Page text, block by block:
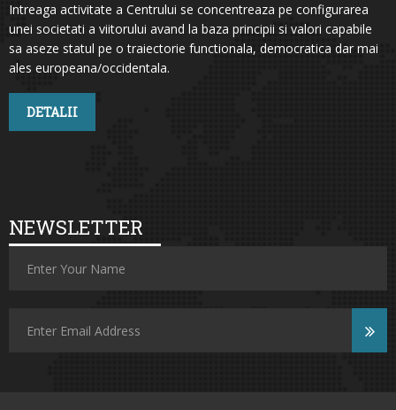
Intreaga activitate a Centrului se concentreaza pe configurarea
unei societati a viitorului avand la baza principii si valori capabile
sa aseze statul pe o traiectorie functionala, democratica dar mai
ales europeana/occidentala.
DETALII
NEWSLETTER